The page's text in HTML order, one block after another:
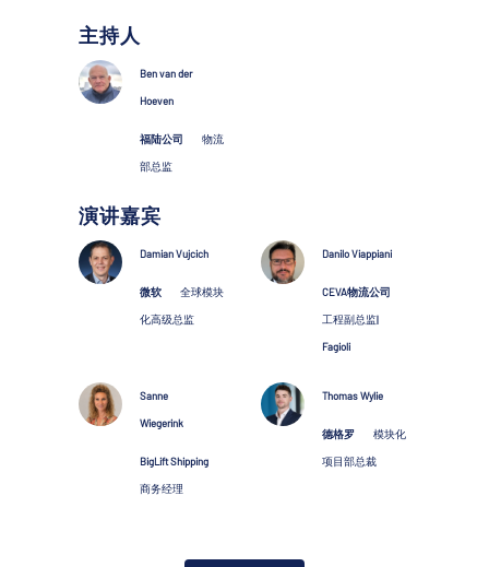
主持人
Ben van der
Hoeven
福陆公司 物流
部总监
演讲嘉宾
Damian Vujcich
微软 全球模块
化高级总监
Danilo Viappiani
CEVA物流公司
工程副总监|
Fagioli
Sanne
Wiegerink
BigLift Shipping
商务经理
Thomas Wylie
德格罗 模块化
项目部总裁